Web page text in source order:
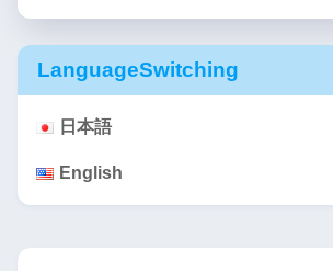
LanguageSwitching
日本語
English